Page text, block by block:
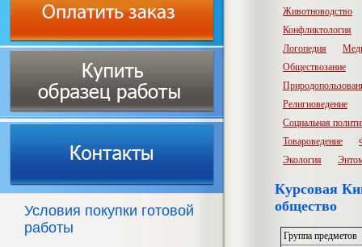
Условия покупки готовой
работы
Животноводство
Конфликтология
Логопедия
Обществозание
Религиоведение
Социальная
Товароведение
Экология
Курсовая
общество
Группа предметов